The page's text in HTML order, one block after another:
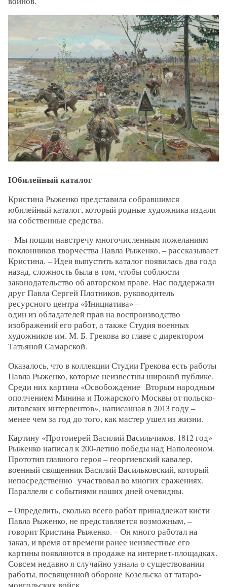
Юбилейный каталог
Кристина Рыженко представила собравшимся
юбилейный каталог, который родные художника издали
на собственные средства.
– Мы пошли навстречу многочисленным пожеланиям
поклонников творчества Павла Рыженко, – рассказывает
Кристина. – Идея выпустить каталог появилась два года
назад, сложность была в том, чтобы соблюсти
законодательство об авторском праве. Нас поддержали
друг Павла Сергей Плотников, руководитель
ресурсного центра «Инициатива» –
один из обладателей прав на воспроизводство
изображений его работ, а также Студия военных
художников им. М. Б. Грекова во главе с директором
Татьяной Самарской.
Оказалось, что в коллекции Студии Грекова есть работы
Павла Рыженко, которые неизвестны широкой публике.
Среди них картина «Освобождение Вторым народным
ополчением Минина и Пожарского Москвы от польско-
литовских интервентов», написанная в 2013 году –
менее чем за год до того, как мастер ушел из жизни.
Картину «Протоиерей Василий Васильчиков. 1812 год»
Рыженко написал к 200-летию победы над Наполеоном.
Прототип главного героя – георгиевский кавалер,
военный священник Василий Васильковский, который
непосредственно участвовал во многих сражениях.
Параллели с событиями наших дней очевидны.
– Определить, сколько всего работ принадлежат кисти
Павла Рыженко, не представляется возможным, –
говорит Кристина Рыженко. – Он много работал на
заказ, и время от времени ранее неизвестные его
картины появляются в продаже на интернет-площадках.
Совсем недавно я случайно узнала о существовании
работы, посвященной обороне Козельска от татаро-